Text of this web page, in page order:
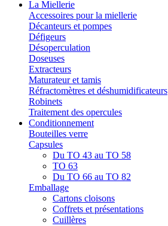
La Miellerie
Accessoires pour la miellerie
Décanteurs et pompes
Défigeurs
Désoperculation
Doseuses
Extracteurs
Maturateur et tamis
Réfractomètres et déshumidificateurs
Robinets
Traitement des opercules
Conditionnement
Bouteilles verre
Capsules
Du TO 43 au TO 58
TO 63
Du TO 66 au TO 82
Emballage
Cartons cloisons
Coffrets et présentations
Cuillères